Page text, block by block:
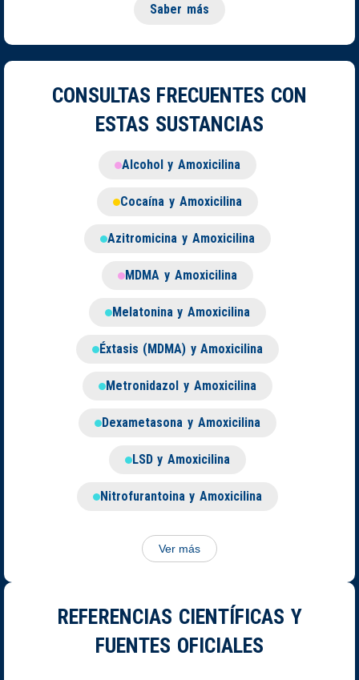
Saber más
CONSULTAS FRECUENTES CON
ESTAS SUSTANCIAS
Alcohol y Amoxicilina
Cocaína y Amoxicilina
Azitromicina y Amoxicilina
MDMA y Amoxicilina
Melatonina y Amoxicilina
Éxtasis (MDMA) y Amoxicilina
Metronidazol y Amoxicilina
Dexametasona y Amoxicilina
LSD y Amoxicilina
Nitrofurantoina y Amoxicilina
Ver más
REFERENCIAS CIENTÍFICAS Y
FUENTES OFICIALES